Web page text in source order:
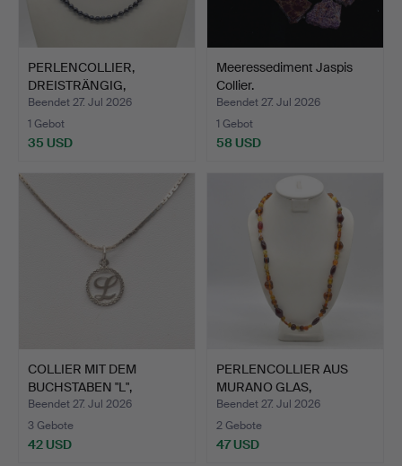
PERLENCOLLIER,
DREISTRÄNGIG,
HANDGEMACHTE …
Beendet 27. Jul 2026
1 Gebot
35 USD
Meeressediment Jaspis
Collier.
Beendet 27. Jul 2026
1 Gebot
58 USD
COLLIER MIT DEM
BUCHSTABEN "L",
ANHÄNGER U…
Beendet 27. Jul 2026
3 Gebote
42 USD
PERLENCOLLIER AUS
MURANO GLAS,
BERNSTEINFA…
Beendet 27. Jul 2026
2 Gebote
47 USD